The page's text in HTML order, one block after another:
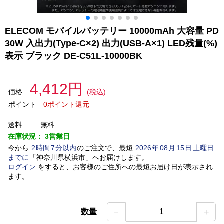
ELECOM モバイルバッテリー 10000mAh 大容量 PD
30W 入出力(Type-C×2) 出力(USB-A×1) LED残量(%)
表示 ブラック DE-C51L-10000BK
価格 4,412円
(税込)
ポイント
0ポイント還元
送料
無料
在庫状況： 3営業日
今から 2時間 7分以内のご注文で、最短 2026年08 月 15日土曜日
までに
「神奈川県横浜市」 へお届けします。
ログイン をすると、お客様のご住所への最短お届け日が表示され
ます。
数量 － 1 ＋